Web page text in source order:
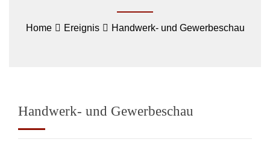
Home Ereignis Handwerk- und Gewerbeschau
Handwerk- und Gewerbeschau